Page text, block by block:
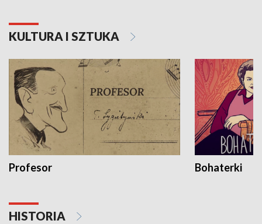
KULTURA I SZTUKA
Profesor Bohaterki
HISTORIA